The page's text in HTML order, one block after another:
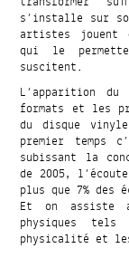
s’installe sur
artistes jouent
qui le
suscitent.
L’apparition
formats et les
du disque
premier temps
subissant la
de 2005,
plus que 7% des
Et on assiste
physiques
physicalité et